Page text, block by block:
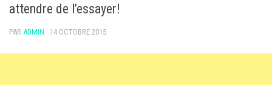
attendre de l’essayer!
PAR ADMIN · 14 OCTOBRE 2015